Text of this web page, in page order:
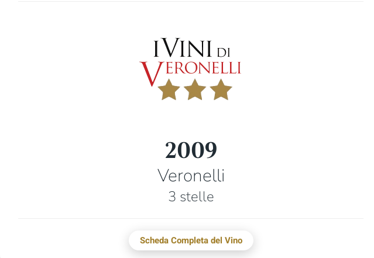
2009
Veronelli
3 stelle
Scheda Completa del Vino